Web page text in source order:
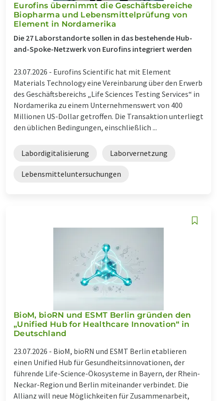
Eurofins übernimmt die Geschäftsbereiche
Biopharma und Lebensmittelprüfung von
Element in Nordamerika
Die 27 Laborstandorte sollen in das bestehende Hub-
and-Spoke-Netzwerk von Eurofins integriert werden
23.07.2026 - Eurofins Scientific hat mit Element
Materials Technology eine Vereinbarung über den Erwerb
des Geschäftsbereichs „Life Sciences Testing Services“ in
Nordamerika zu einem Unternehmenswert von 400
Millionen US-Dollar getroffen. Die Transaktion unterliegt
den üblichen Bedingungen, einschließlich ...
Labordigitalisierung Laborvernetzung
Lebensmitteluntersuchungen
BioM, bioRN und ESMT Berlin gründen den
„Unified Hub for Healthcare Innovation“ in
Deutschland
23.07.2026 - BioM, bioRN und ESMT Berlin etablieren
einen Unified Hub für Gesundheitsinnovationen, der
führende Life-Science-Ökosysteme in Bayern, der Rhein-
Neckar-Region und Berlin miteinander verbindet. Die
Allianz will neue Möglichkeiten für Zusammenarbeit,